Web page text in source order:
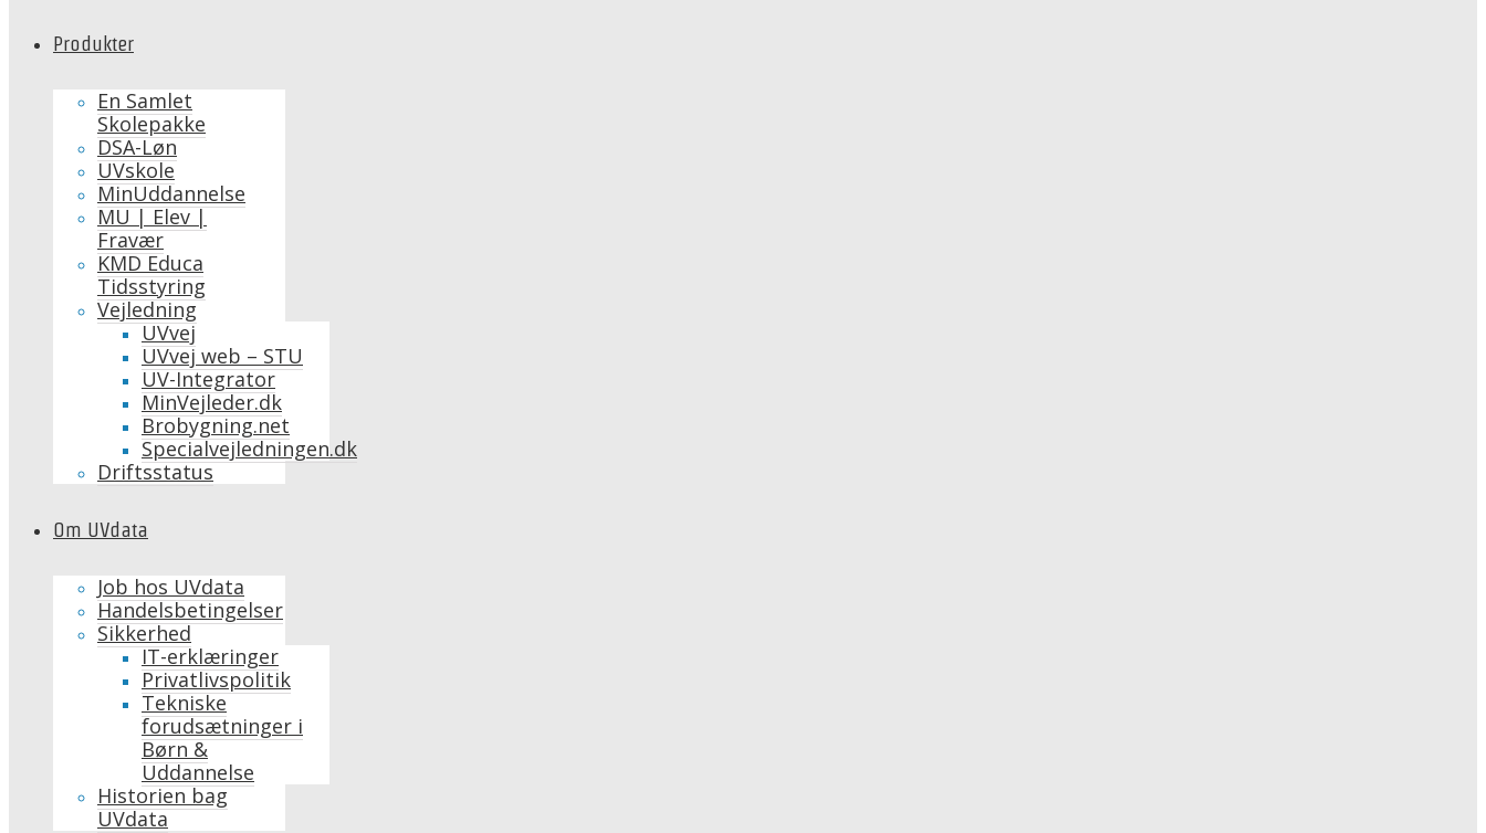
Produkter
En Samlet
Skolepakke
DSA-Løn
UVskole
MinUddannelse
MU | Elev |
Fravær
KMD Educa
Tidsstyring
Vejledning
UVvej
UVvej web – STU
UV-Integrator
MinVejleder.dk
Brobygning.net
Specialvejledningen.dk
Driftsstatus
Om UVdata
Job hos UVdata
Handelsbetingelser
Sikkerhed
IT-erklæringer
Privatlivspolitik
Tekniske
forudsætninger i
Børn &
Uddannelse
Historien bag
UVdata